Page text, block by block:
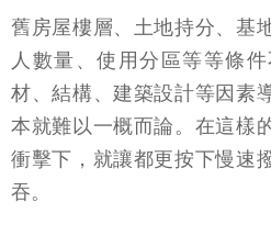
舊房屋樓層、土地持分、基
人數量、使用分區等等條
材、結構、建築設計等因素
本就難以一概而論。在這樣
衝擊下，就讓都更按下慢速
吞。